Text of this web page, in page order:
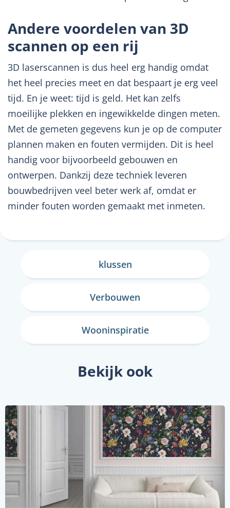
Andere voordelen van 3D
scannen op een rij
3D laserscannen is dus heel erg handig omdat
het heel precies meet en dat bespaart je erg veel
tijd. En je weet: tijd is geld. Het kan zelfs
moeilijke plekken en ingewikkelde dingen meten.
Met de gemeten gegevens kun je op de computer
plannen maken en fouten vermijden. Dit is heel
handig voor bijvoorbeeld gebouwen en
ontwerpen. Dankzij deze techniek leveren
bouwbedrijven veel beter werk af, omdat er
minder fouten worden gemaakt met inmeten.
klussen
Verbouwen
Wooninspiratie
Bekijk ook